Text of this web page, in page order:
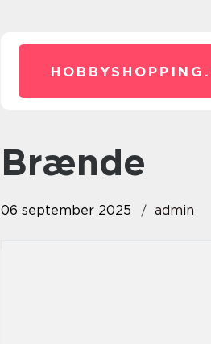
HOBBYSHOPPING.
Brænde
06 september 2025 admin